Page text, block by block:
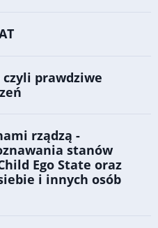
prawdziwe
rządzą -
stanów
Ego State oraz
i innych osób